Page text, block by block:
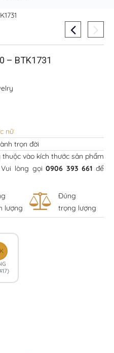
– BTK1731
nữ
trọn đời
vào kích thước sản phẩm
Vui lòng gọi0906 393 661 để
lượng
Đúng
trọng lượng